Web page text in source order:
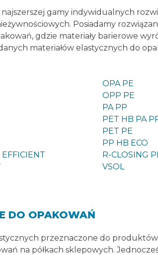
gamy indywidualnych
Posiadamy
gdzie materiały barierowe
materiałów elastycznych do
OPA PE
OPP PE
PA PP
PET HB PA
PET PE
PP HB ECO
R-CLOSING
VSOL
DO OPAKOWAŃ
przeznaczone do
na półkach sklepowych.